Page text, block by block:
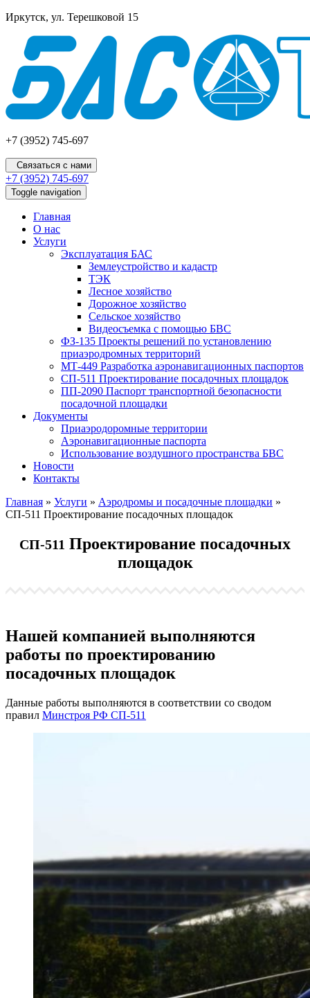
Иркутск, ул. Терешковой 15
+7 (3952) 745-697
Связаться с нами
+7 (3952) 745-697
Toggle navigation
Главная
О нас
Услуги
Эксплуатация БАС
Землеустройство и кадастр
ТЭК
Лесное хозяйство
Дорожное хозяйство
Сельское хозяйство
Видеосъемка с помощью БВС
ФЗ-135 Проекты решений по установлению
приаэродромных территорий
МТ-449 Разработка аэронавигационных паспортов
СП-511 Проектирование посадочных площадок
ПП-2090 Паспорт транспортной безопасности
посадочной площадки
Документы
Приаэродоромные территории
Аэронавигационные паспорта
Использование воздушного пространства БВС
Новости
Контакты
Главная » Услуги » Аэродромы и посадочные площадки »
СП-511 Проектирование посадочных площадок
СП-511 Проектирование посадочных
площадок
Нашей компанией выполняются
работы по проектированию
посадочных площадок
Данные работы выполняются в соответствии со сводом
правил Минстроя РФ СП-511